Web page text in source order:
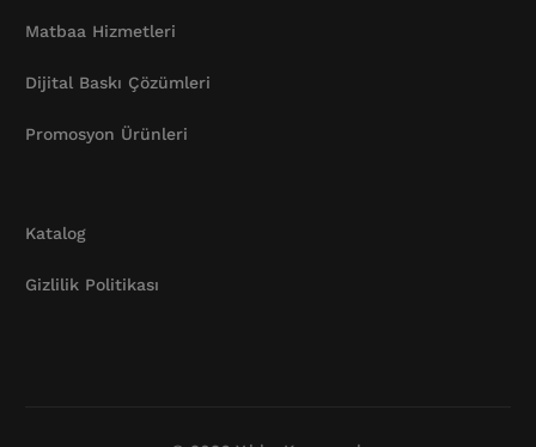
Matbaa Hizmetleri
Dijital Baskı Çözümleri
Promosyon Ürünleri
Katalog
Gizlilik Politikası